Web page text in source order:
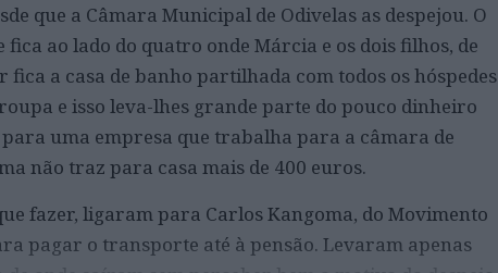
que a Câmara Municipal de Odivelas as despejou. O
ao lado do quatro onde Márcia e os dois filhos, de
a casa de banho partilhada com todos os hóspedes
e isso leva-lhes grande parte do pouco dinheiro
uma empresa que trabalha para a câmara de
não traz para casa mais de 400 euros.
fazer, ligaram para Carlos Kangoma, do Movimento
pagar o transporte até à pensão. Levaram apenas